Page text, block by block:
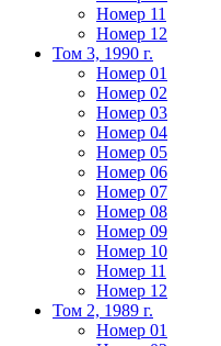
Номер 11
Номер 12
Том 3, 1990 г.
Номер 01
Номер 02
Номер 03
Номер 04
Номер 05
Номер 06
Номер 07
Номер 08
Номер 09
Номер 10
Номер 11
Номер 12
Том 2, 1989 г.
Номер 01